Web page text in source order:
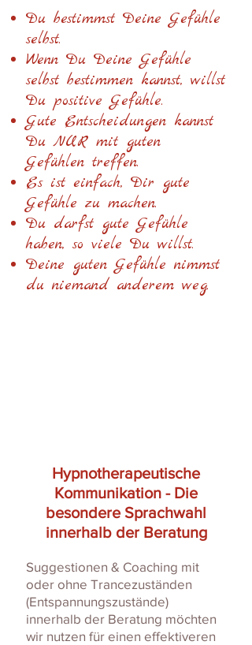
Du bestimmst Deine Gefühle
selbst.
Wenn Du Deine Gefühle
selbst bestimmen kannst, willst
Du positive Gefühle.
Gute Entscheidungen kannst
Du NUR mit guten
Gefühlen treffen.
Es ist einfach, Dir gute
Gefühle zu machen.
Du darfst gute Gefühle
haben, so viele Du willst.
Deine guten Gefühle nimmst
du niemand anderem weg.
Hypnotherapeutische
Kommunikation - Die
besondere Sprachwahl
innerhalb der Beratung
Suggestionen & Coaching mit
oder ohne Trancezuständen
(Entspannungszustände)
innerhalb der Beratung möchten
wir nutzen für einen effektiveren